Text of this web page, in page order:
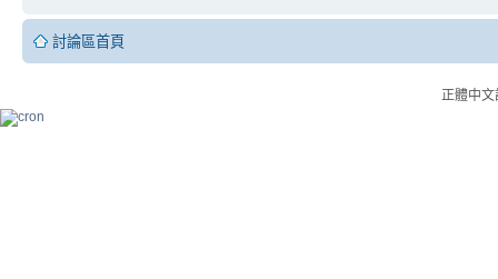
討論區首頁
正體中